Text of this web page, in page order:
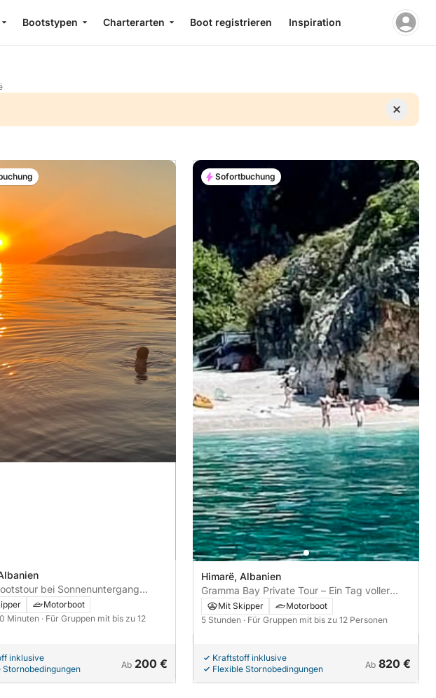
Bootstypen Charterarten Boot registrieren Inspiration
bei Sonnenuntergang
Himara-Küste
Motorboot
Minuten · Für Gruppen mit bis zu 12
inklusive
Stornobedingungen
Ab 200 €
Himarë, Albanien
Gramma Bay Private Tour – Ein Tag voller
Küstenerkundung und Entspannung
Mit Skipper
Motorboot
5 Stunden · Für Gruppen mit bis zu 12 Personen
Kraftstoff inklusive
Flexible Stornobedingungen
Ab 820 €
Sofortbuchung